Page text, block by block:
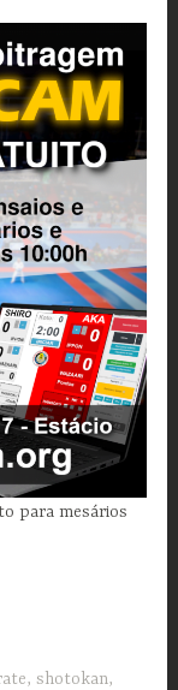
para mesários
,shotokan,